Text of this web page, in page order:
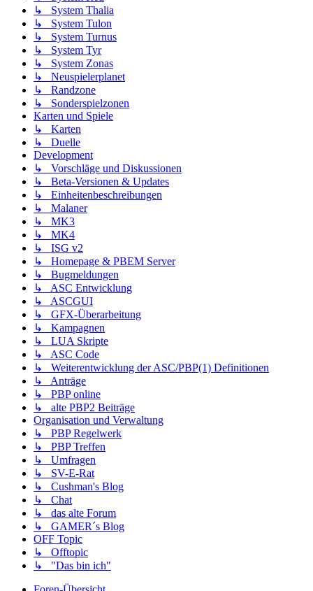
↳ System Thalia
↳ System Tulon
↳ System Turnus
↳ System Tyr
↳ System Zonas
↳ Neuspielerplanet
↳ Randzone
↳ Sonderspielzonen
Karten und Spiele
↳ Karten
↳ Duelle
Development
↳ Vorschläge und Diskussionen
↳ Beta-Versionen & Updates
↳ Einheitenbeschreibungen
↳ Malaner
↳ MK3
↳ MK4
↳ ISG v2
↳ Homepage & PBEM Server
↳ Bugmeldungen
↳ ASC Entwicklung
↳ ASCGUI
↳ GFX-Überarbeitung
↳ Kampagnen
↳ LUA Skripte
↳ ASC Code
↳ Weiterentwicklung der ASC/PBP(1) Definitionen
↳ Anträge
↳ PBP online
↳ alte PBP2 Beiträge
Organisation und Verwaltung
↳ PBP Regelwerk
↳ PBP Treffen
↳ Umfragen
↳ SV-E-Rat
↳ Cushman's Blog
↳ Chat
↳ das alte Forum
↳ GAMER´s Blog
OFF Topic
↳ Offtopic
↳ "Das bin ich"